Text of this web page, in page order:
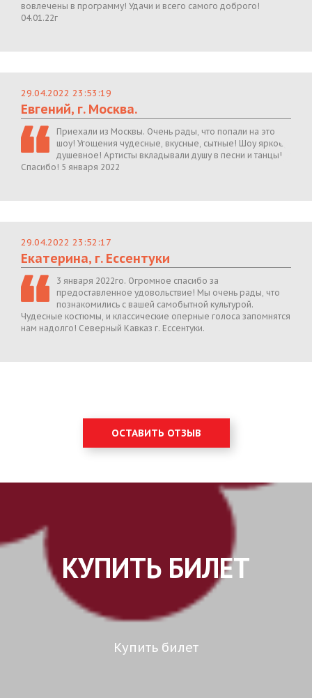
вовлечены в программу! Удачи и всего самого доброго!
04.01.22г
29.04.2022 23:53:19
Евгений, г. Москва.
Приехали из Москвы. Очень рады, что попали на это
шоу! Угощения чудесные, вкусные, сытные! Шоу яркое,
душевное! Артисты вкладывали душу в песни и танцы!
Спасибо! 5 января 2022
29.04.2022 23:52:17
Екатерина, г. Ессентуки
3 января 2022го. Огромное спасибо за
предоставленное удовольствие! Мы очень рады, что
познакомились с вашей самобытной культурой.
Чудесные костюмы, и классические оперные голоса запомнятся
нам надолго! Северный Кавказ г. Ессентуки.
ОСТАВИТЬ ОТЗЫВ
КУПИТЬ БИЛЕТ
Купить билет